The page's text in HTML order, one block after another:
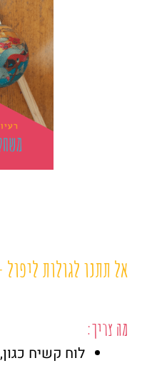
אל תתנו לגולות
מה צריך:
לוח קשיח